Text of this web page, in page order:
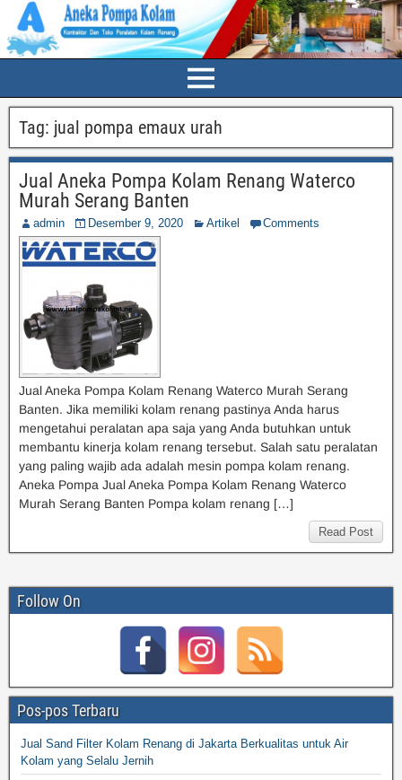
Tag: jual pompa emaux urah
Jual Aneka Pompa Kolam Renang Waterco
Murah Serang Banten
admin Desember 9, 2020 Artikel Comments
Jual Aneka Pompa Kolam Renang Waterco Murah Serang
Banten. Jika memiliki kolam renang pastinya Anda harus
mengetahui peralatan apa saja yang Anda butuhkan untuk
membantu kinerja kolam renang tersebut. Salah satu peralatan
yang paling wajib ada adalah mesin pompa kolam renang.
Aneka Pompa Jual Aneka Pompa Kolam Renang Waterco
Murah Serang Banten Pompa kolam renang […]
Read Post
Follow On
Pos-pos Terbaru
Jual Sand Filter Kolam Renang di Jakarta Berkualitas untuk Air
Kolam yang Selalu Jernih